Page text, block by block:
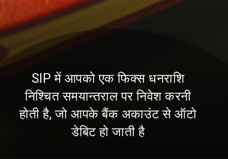
SIP में आपको एक फिक्स धनराशि
निश्चित समयान्तराल पर निवेश करनी
होती है, जो आपके बैंक अकाउंट से ऑटो
डेबिट हो जाती है